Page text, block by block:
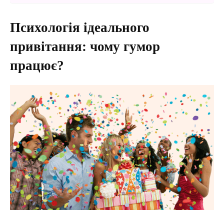
Психологія ідеального
привітання: чому гумор
працює?